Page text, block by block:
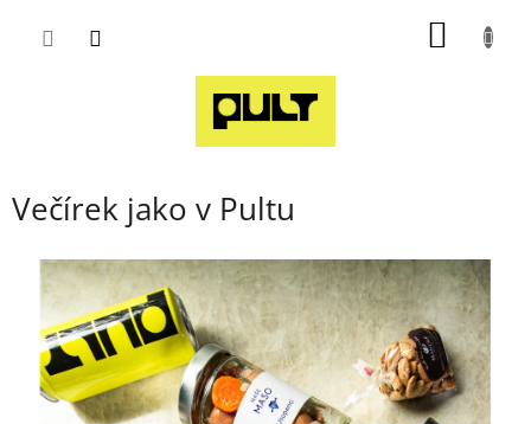
Večírek jako v Pultu